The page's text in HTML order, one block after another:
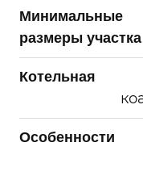
Минимальные
размеры участка
Котельная
Особенности
информации